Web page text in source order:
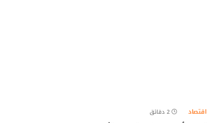
اقتصاد 2 دقائق